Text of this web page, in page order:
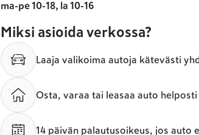
ma-pe 10-18, la 10-16
Miksi asioida verkossa?
Laaja valikoima autoja kätevästi
Osta, varaa tai leasaa auto
14 päivän palautusoikeus, jos auto